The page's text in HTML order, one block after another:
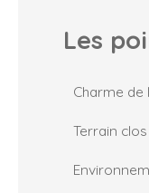
Les
Charme de
Terrain